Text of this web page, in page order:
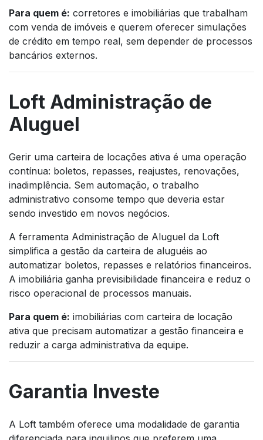
Para quem é: corretores e imobiliárias que trabalham
com venda de imóveis e querem oferecer simulações
de crédito em tempo real, sem depender de processos
bancários externos.
Loft Administração de
Aluguel
Gerir uma carteira de locações ativa é uma operação
contínua: boletos, repasses, reajustes, renovações,
inadimplência. Sem automação, o trabalho
administrativo consome tempo que deveria estar
sendo investido em novos negócios.
A ferramenta Administração de Aluguel da Loft
simplifica a gestão da carteira de aluguéis ao
automatizar boletos, repasses e relatórios financeiros.
A imobiliária ganha previsibilidade financeira e reduz o
risco operacional de processos manuais.
Para quem é: imobiliárias com carteira de locação
ativa que precisam automatizar a gestão financeira e
reduzir a carga administrativa da equipe.
Garantia Investe
A Loft também oferece uma modalidade de garantia